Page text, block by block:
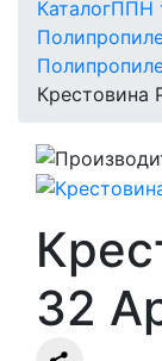
КаталогППН
Крестовина
32